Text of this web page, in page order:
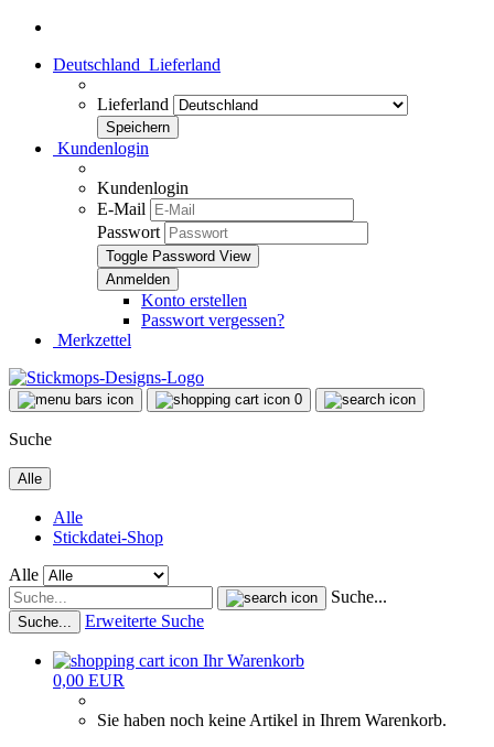
Deutschland Lieferland
Lieferland
Kundenlogin
Kundenlogin
E-Mail
Passwort
Toggle Password View
Konto erstellen
Passwort vergessen?
Merkzettel
0
Suche
Alle
Alle
Stickdatei-Shop
Alle
Suche...
Suche... Erweiterte Suche
Ihr Warenkorb
0,00 EUR
Sie haben noch keine Artikel in Ihrem Warenkorb.